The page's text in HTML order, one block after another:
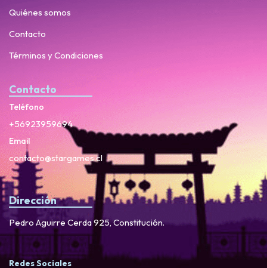
Quiénes somos
Contacto
Términos y Condiciones
Contacto
Teléfono
+56923959694
Email
contacto@stargames.cl
Dirección
Pedro Aguirre Cerda 925, Constitución.
Redes Sociales